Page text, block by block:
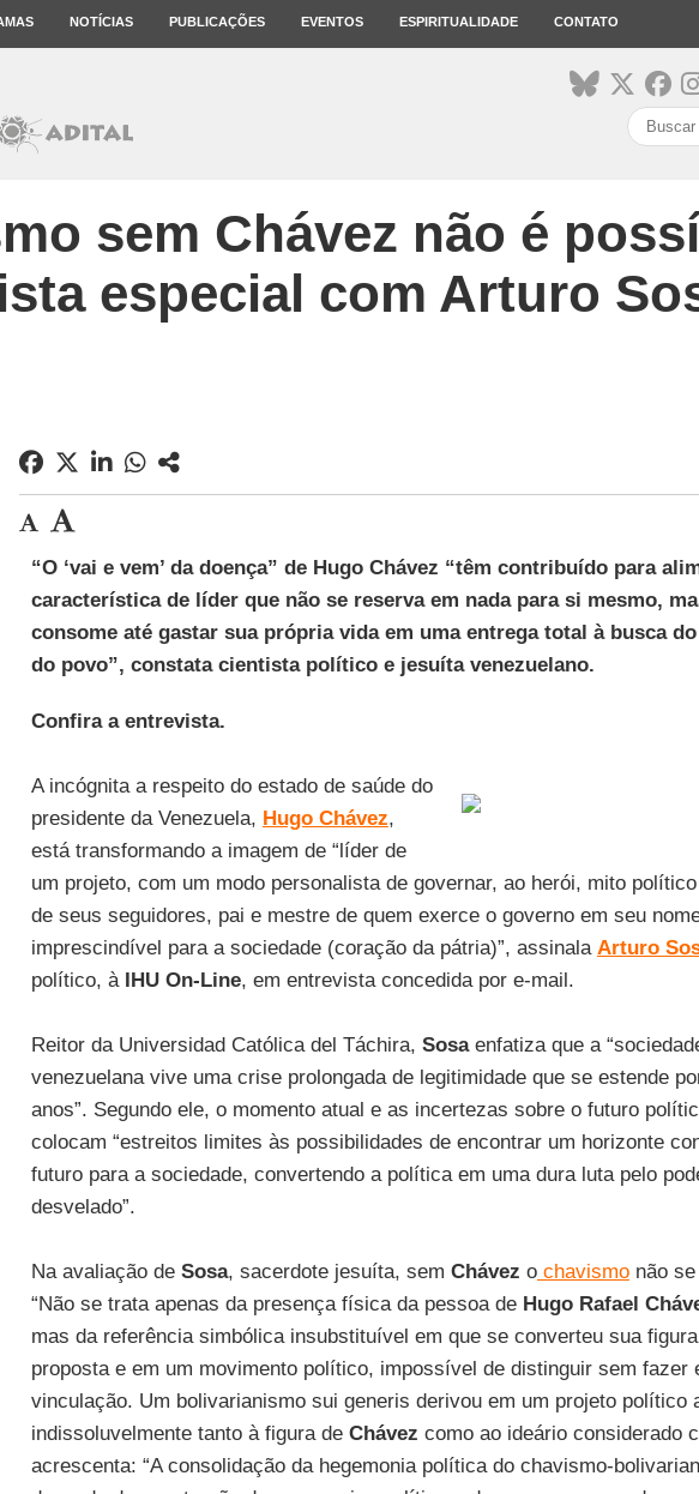
NOTÍCIAS PUBLICAÇÕES EVENTOS ESPIRITUALIDADE CONTATO
sem Chávez não é
especial com Arturo
“O ‘vai e vem’ da doença” de Hugo Chávez “têm contribuído para
característica de líder que não se reserva em nada para si mesmo,
consome até gastar sua própria vida em uma entrega total à busca
do povo”, constata cientista político e jesuíta venezuelano.
Confira a entrevista.
A incógnita a respeito do estado de saúde do
presidente da Venezuela, Hugo Chávez,
está transformando a imagem de “líder de
um projeto, com um modo personalista de governar, ao herói, mito
de seus seguidores, pai e mestre de quem exerce o governo em seu
imprescindível para a sociedade (coração da pátria)”, assinala Arturo
político, à IHU On-Line, em entrevista concedida por e-mail.
Reitor da Universidad Católica del Táchira, Sosaenfatiza que a
venezuelana vive uma crise prolongada de legitimidade que se estende
anos”. Segundo ele, o momento atual e as incertezas sobre o futuro
colocam “estreitos limites às possibilidades de encontrar um horizonte
futuro para a sociedade, convertendo a política em uma dura luta pelo
desvelado”.
Na avaliação de Sosa, sacerdote jesuíta, sem Chávez ochavismonão se
“Não se trata apenas da presença física da pessoa de Hugo Rafael
mas da referência simbólica insubstituível em que se converteu sua
proposta e em um movimento político, impossível de distinguir sem fazer
vinculação. Um bolivarianismo sui generis derivou em um projeto político
indissoluvelmente tanto à figura de Chávez como ao ideário considerado
acrescenta: “A consolidação da hegemonia política do chavismo-